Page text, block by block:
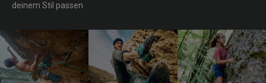
deinem Stil passen